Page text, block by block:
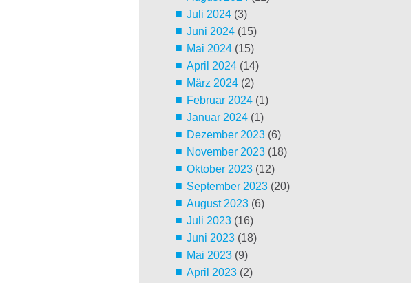
Juli 2024(3)
Juni 2024(15)
Mai 2024(15)
April 2024(14)
März 2024(2)
Februar 2024(1)
Januar 2024(1)
Dezember 2023(6)
November 2023(18)
Oktober 2023(12)
September 2023(20)
August 2023(6)
Juli 2023(16)
Juni 2023(18)
Mai 2023(9)
April 2023(2)